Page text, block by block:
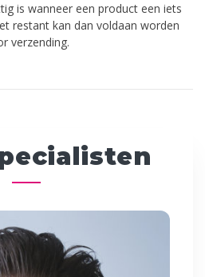
is wanneer een product een iets
restant kan dan voldaan worden
verzending.